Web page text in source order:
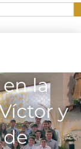
la
y